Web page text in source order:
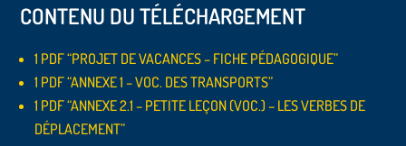
CONTENU DU TÉLÉCHARGEMENT
1 PDF “PROJET DE VACANCES – FICHE PÉDAGOGIQUE”
1 PDF “ANNEXE 1 – VOC. DES TRANSPORTS”
1 PDF “ANNEXE 2.1 – PETITE LEÇON (VOC.) – LES VERBES DE
DÉPLACEMENT”